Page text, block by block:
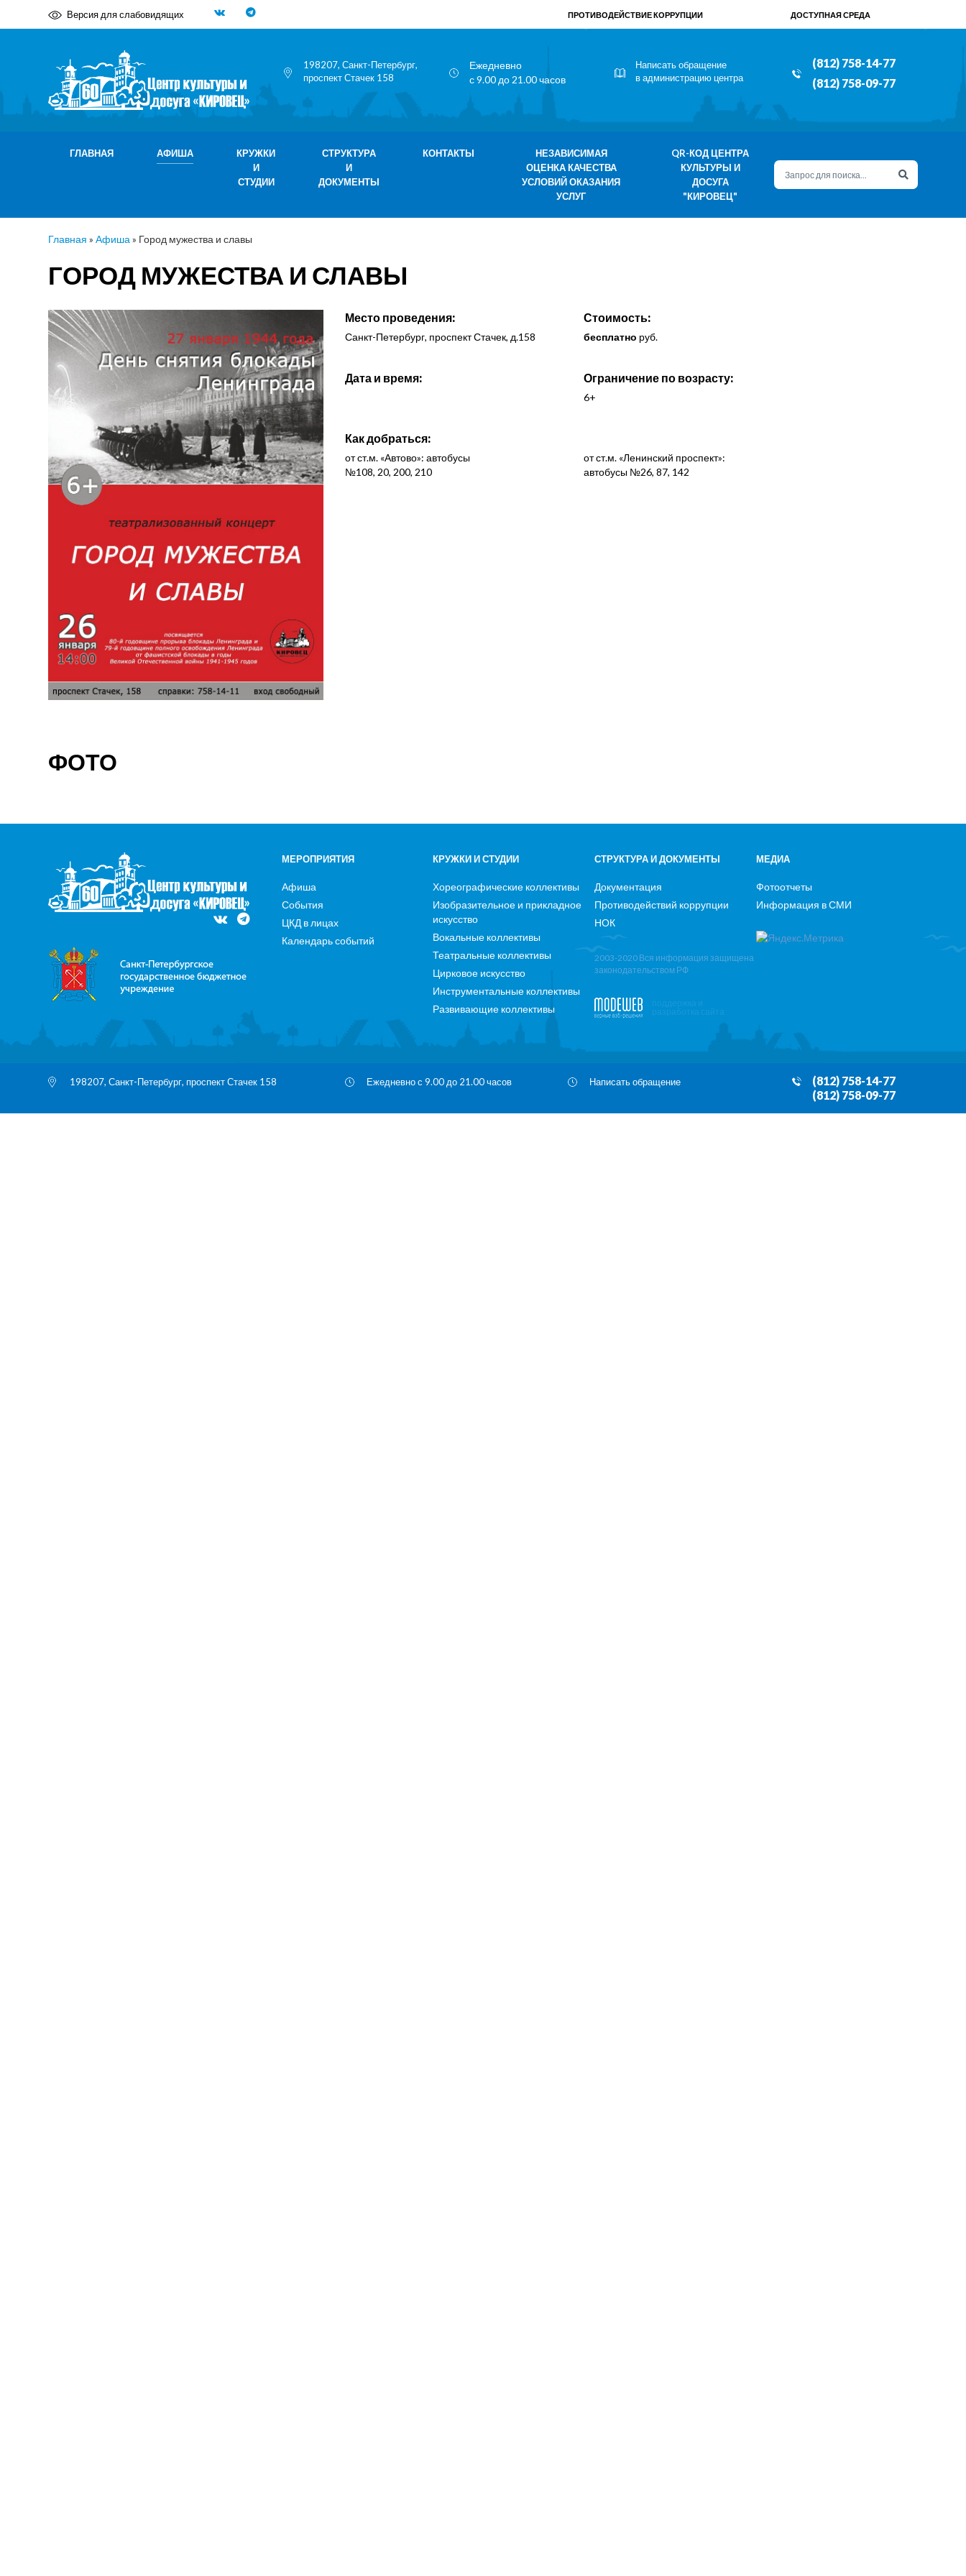
Версия для слабовидящих ПРОТИВОДЕЙСТВИЕ КОРРУПЦИИ ДОСТУПНАЯ СРЕДА
198207, Санкт-Петербург,
проспект Стачек 158
Ежедневно
с 9.00 до 21.00 часов
Написать обращение
в администрацию центра
(812) 758-14-77
(812) 758-09-77
ГЛАВНАЯ АФИША
КРУЖКИ
И
СТУДИИ
СТРУКТУРА
И
ДОКУМЕНТЫ
КОНТАКТЫ
НЕЗАВИСИМАЯ
ОЦЕНКА КАЧЕСТВА
УСЛОВИЙ ОКАЗАНИЯ
УСЛУГ
QR-КОД ЦЕНТРА
КУЛЬТУРЫ И
ДОСУГА
"КИРОВЕЦ"
Главная » Афиша » Город мужества и славы
ГОРОД МУЖЕСТВА И СЛАВЫ
Место проведения:
Санкт-Петербург, проспект Стачек, д.158
Стоимость:
бесплатно руб.
Дата и время: Ограничение по возрасту:
6+
Как добраться:
от ст.м. «Автово»: автобусы
№108, 20, 200, 210
от ст.м. «Ленинский проспект»:
автобусы №26, 87, 142
ФОТО
МЕРОПРИЯТИЯ
Афиша
События
ЦКД в лицах
Календарь событий
КРУЖКИ И СТУДИИ
Хореографические коллективы
Изобразительное и прикладное
искусство
Вокальные коллективы
Театральные коллективы
Цирковое искусство
Инструментальные коллективы
Развивающие коллективы
СТРУКТУРА И ДОКУМЕНТЫ
Документация
Противодействий коррупции
НОК
2003-2020 Вся информация защищена
законодательством РФ
поддержка и
разработка сайта
МЕДИА
Фотоотчеты
Информация в СМИ
198207, Санкт-Петербург, проспект Стачек 158 Ежедневно с 9.00 до 21.00 часов Написать обращение
(812) 758-14-77
(812) 758-09-77